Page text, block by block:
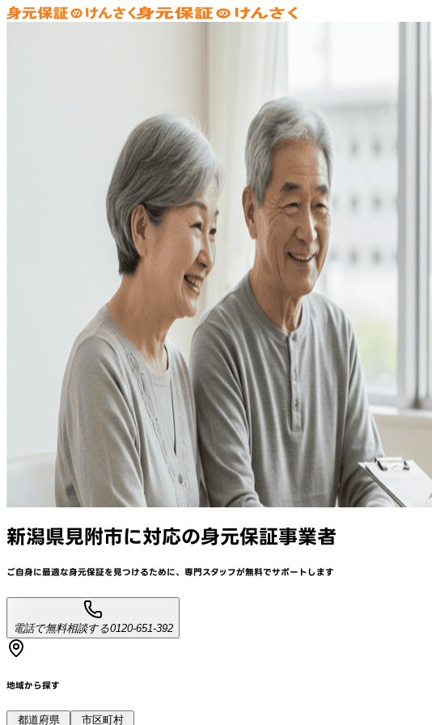
新潟県見附市に対応の身元保証事業者
ご自身に最適な身元保証を見つけるために、 専門スタッフが無料でサポートします
電話で無料相談する0120-651-392
地域から探す
都道府県
市区町村